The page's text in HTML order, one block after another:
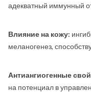
адекватный иммунный
Влияние на кожу:
меланогенез,
Антиангиогенные
на потенциал в